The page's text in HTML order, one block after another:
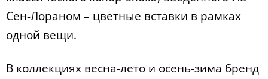
Сен-Лораном – цветные вставки в рамках
одной вещи.
В коллекциях весна-лето и осень-зима бренд